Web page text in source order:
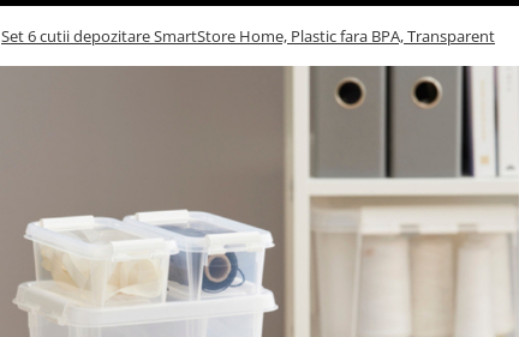
Set 6 cutii depozitare SmartStore Home, Plastic fara BPA, Transparent